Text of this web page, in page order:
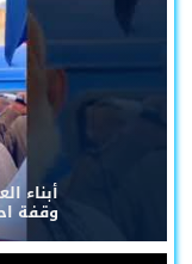
أبناء
وقفة